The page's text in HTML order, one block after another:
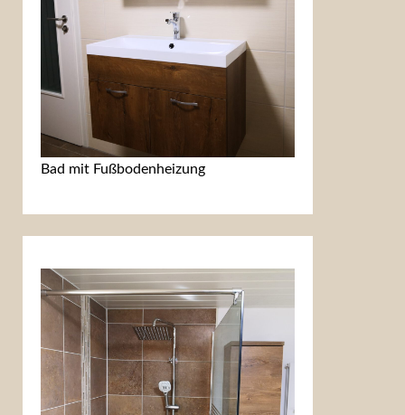
Bad mit Fußbodenheizung